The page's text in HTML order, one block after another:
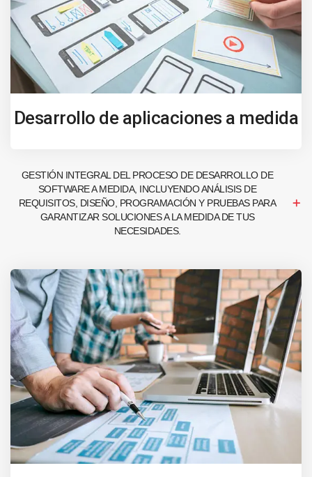
Desarrollo de aplicaciones a medida
GESTIÓN INTEGRAL DEL PROCESO DE DESARROLLO DE
SOFTWARE A MEDIDA, INCLUYENDO ANÁLISIS DE
REQUISITOS, DISEÑO, PROGRAMACIÓN Y PRUEBAS PARA
GARANTIZAR SOLUCIONES A LA MEDIDA DE TUS
NECESIDADES.